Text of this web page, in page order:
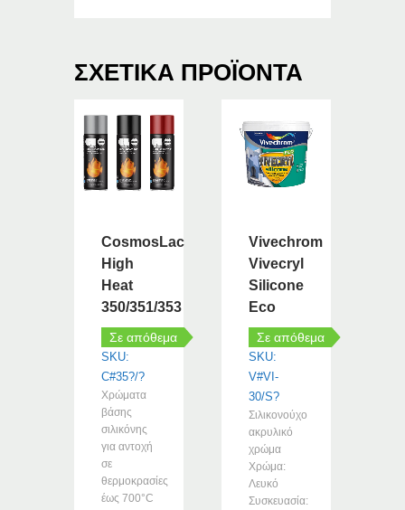
ΣΧΕΤΙΚΆ ΠΡΟΪΌΝΤΑ
CosmosLac
High
Heat
350/351/353
Σε απόθεμα
SKU:
C#35?/?
Χρώματα
βάσης
σιλικόνης
για αντοχή
σε
θερμοκρασίες
έως 700°C
Vivechrom
Vivecryl
Silicone
Eco
Σε απόθεμα
SKU:
V#VI-
30/S?
Σιλικονούχο
ακρυλικό
χρώμα
Χρώμα:
Λευκό
Συσκευασία: